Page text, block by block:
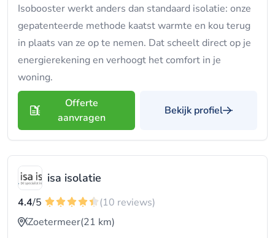
Isobooster werkt anders dan standaard isolatie: onze
gepatenteerde methode kaatst warmte en kou terug
in plaats van ze op te nemen. Dat scheelt direct op je
energierekening en verhoogt het comfort in je
woning.
Offerte
aanvragen
Bekijk profiel
isa isolatie
4.4/5
(10 reviews)
Zoetermeer(21 km)